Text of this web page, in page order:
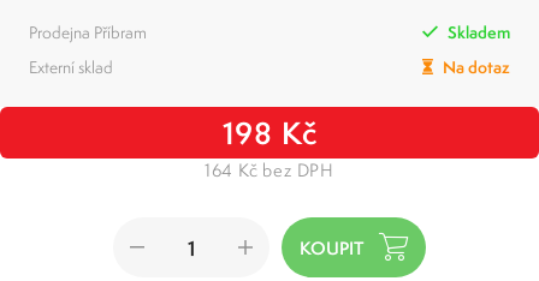
Prodejna Příbram
Skladem
Externí sklad
Na dotaz
198 Kč
164 Kč bez DPH